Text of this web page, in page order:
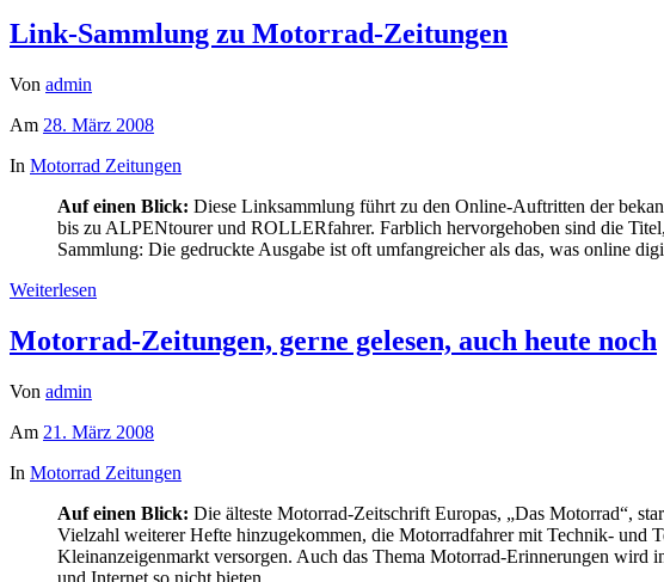
Link-Sammlung zu Motorrad-Zeitungen
Von admin
Am 28. März 2008
In Motorrad Zeitungen
Auf einen Blick: Diese Linksammlung führt zu den Online-Auftritten der
bis zu ALPENtourer und ROLLERfahrer. Farblich hervorgehoben sind die
Sammlung: Die gedruckte Ausgabe ist oft umfangreicher als das, was online
Weiterlesen
Motorrad-Zeitungen, gerne gelesen, auch heute noch
Von admin
Am 21. März 2008
In Motorrad Zeitungen
Auf einen Blick: Die älteste Motorrad-Zeitschrift Europas, „Das Motorrad“,
Vielzahl weiterer Hefte hinzugekommen, die Motorradfahrer mit Technik- und
Kleinanzeigenmarkt versorgen. Auch das Thema Motorrad-Erinnerungen wird
und Internet so nicht bieten.